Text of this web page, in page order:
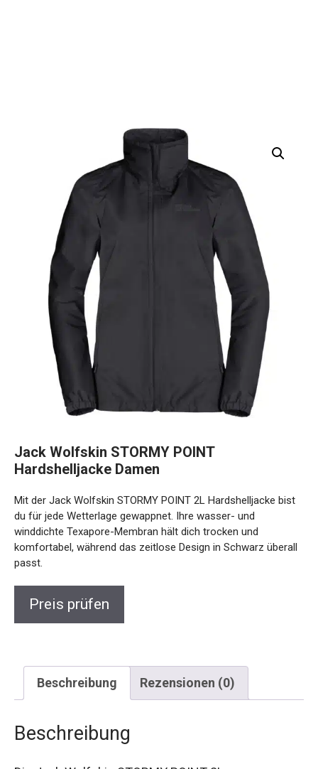
Hardshelljacke Damen
bist du für jede Wetterlage gewappnet. Ihre wasser- und
winddichte Texapore-Membran hält dich trocken und
komfortabel, während das zeitlose Design in Schwarz
überall passt.
Beschreibung Rezensionen (0)
Beschreibung